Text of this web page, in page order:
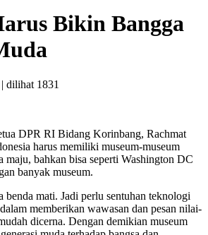
Bikin Bangga
| dilihat 1831
DPR RI Bidang Korinbang, Rachmat
harus memiliki museum-museum
maju, bahkan bisa seperti Washington DC
banyak museum.
benda mati. Jadi perlu sentuhan teknologi
memberikan wawasan dan pesan nilai-
dicerna. Dengan demikian museum